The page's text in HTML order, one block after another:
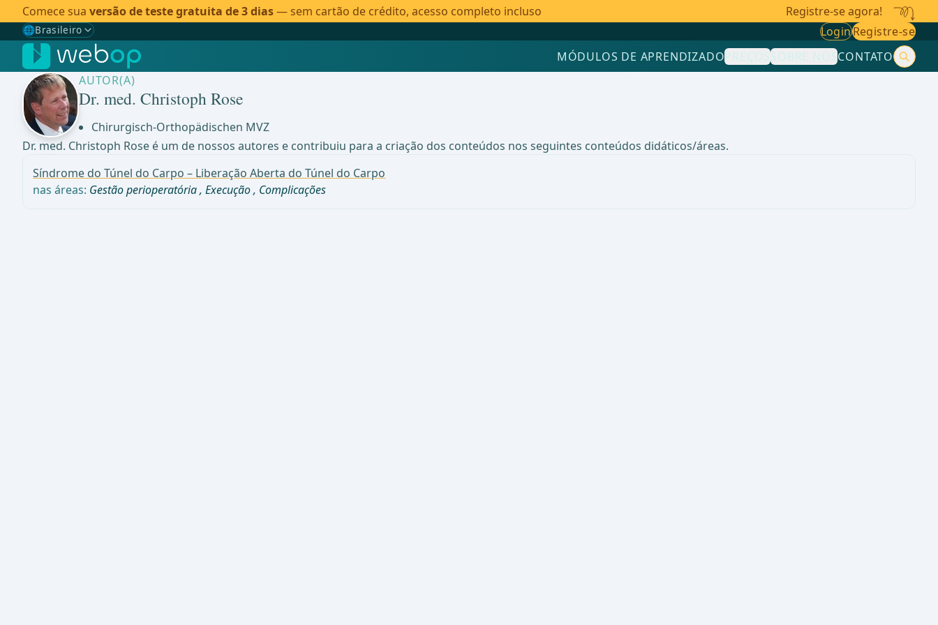
Comece sua versão de teste gratuita de 3 dias— sem cartão de crédito, acesso completo incluso Registre-se agora!
🌐Brasileiro
Gewählte Sprache: Brasileiro
🇩🇪 Alemão
🇬🇧Inglês
🇪🇸Espanhol
🇧🇷Brasileiro ✓
LoginRegistre-se
MÓDULOS DE APRENDIZADOPREÇOSSOBRE NÓSCONTATO
AUTOR(A)
Dr. med. Christoph Rose
Chirurgisch-Orthopädischen MVZ
Dr. med. Christoph Rose é um de nossos autores e contribuiu para a criação dos conteúdos nos seguintes conteúdos didáticos/áreas.
Síndrome do Túnel do Carpo – Liberação Aberta do Túnel do Carpo
nas áreas: Gestão perioperatória,Execução, Complicações